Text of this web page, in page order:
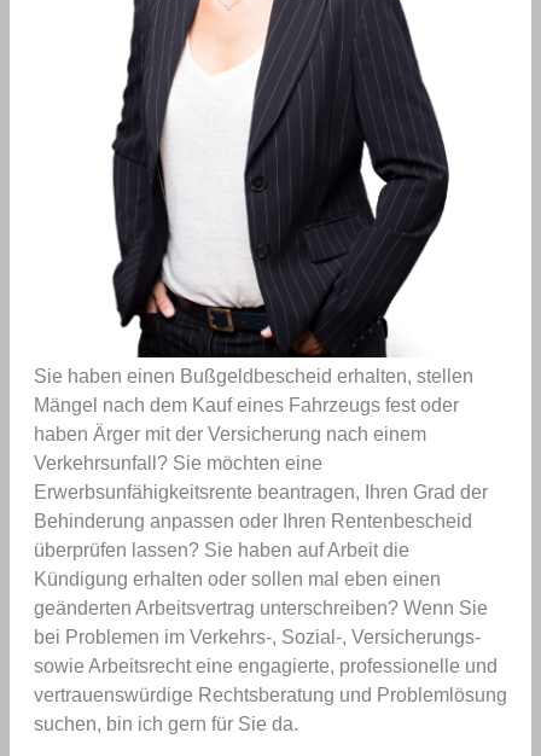
Sie haben einen Bußgeldbescheid erhalten, stellen
Mängel nach dem Kauf eines Fahrzeugs fest oder
haben Ärger mit der Versicherung nach einem
Verkehrsunfall? Sie möchten eine
Erwerbsunfähigkeitsrente beantragen, Ihren Grad der
Behinderung anpassen oder Ihren Rentenbescheid
überprüfen lassen? Sie haben auf Arbeit die
Kündigung erhalten oder sollen mal eben einen
geänderten Arbeitsvertrag unterschreiben? Wenn Sie
bei Problemen im Verkehrs-, Sozial-, Versicherungs-
sowie Arbeitsrecht eine engagierte, professionelle und
vertrauenswürdige Rechtsberatung und Problemlösung
suchen, bin ich gern für Sie da.